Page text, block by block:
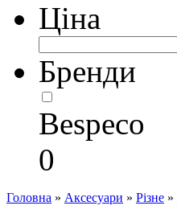
Ціна
Бренди
Bespeco
0
Головна » Аксесуари » Різне »